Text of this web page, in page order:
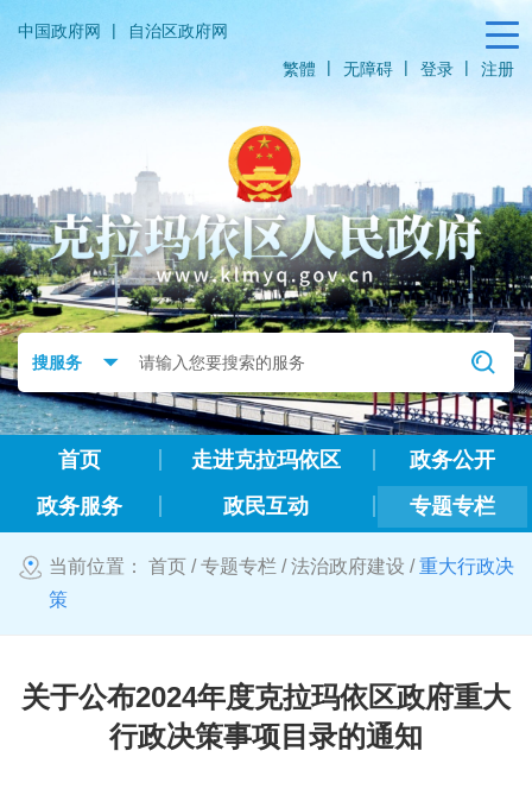
中国政府网 |
自治区政府网
繁體
| 无障碍 | 登录 | 注册
首页 走进克拉玛依区
政务公开
政务服务
政民互动 专题专栏
当前位置： 首页 /专题专栏 /法治政府建设 /重大行政决
策
​关于公布2024年度克拉玛依区政府重大
行政决策事项目录的通知